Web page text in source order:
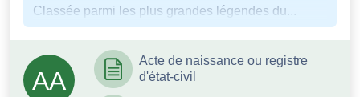
Classée parmi les plus grandes légendes du...
AA
Acte de naissance ou registre
d'état-civil